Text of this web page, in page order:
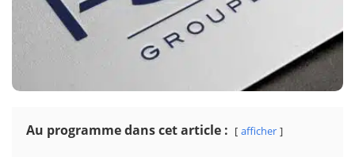
Au programme dans cet article : afficher